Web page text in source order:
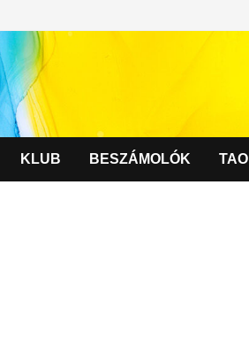
KLUB BESZÁMOLÓK TAO